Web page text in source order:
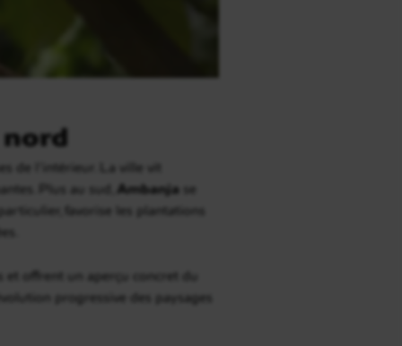
l’intérieur. La ville vit
Plus au sud, Ambanja se
favorise les plantations
offrent un aperçu concret du
progressive des paysages